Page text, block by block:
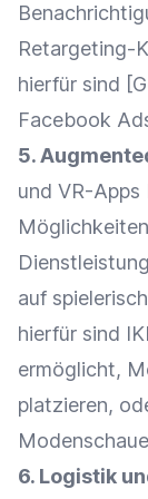
Retargeting-
hierfür sind [
Facebook
5.
und VR-
auf
hierfür sind
ermöglicht,
platzieren,
6. Logistik